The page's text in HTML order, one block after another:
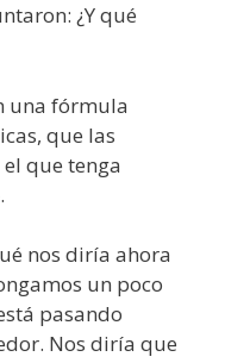
¿Y qué
una fórmula
que las
que tenga
nos diría ahora
un poco
pasando
Nos diría que